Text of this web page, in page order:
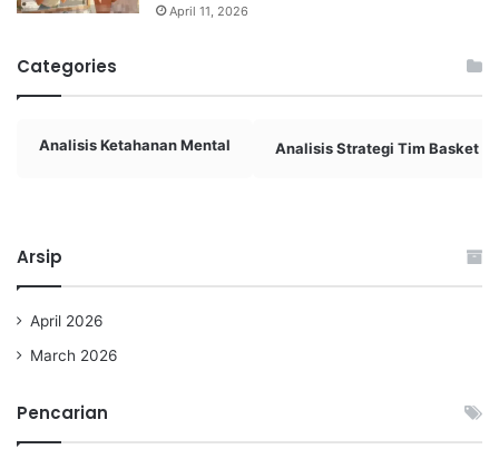
April 11, 2026
Categories
Analisis Ketahanan Mental Analisis Strategi Tim Basket
Arsip
April 2026
March 2026
Pencarian